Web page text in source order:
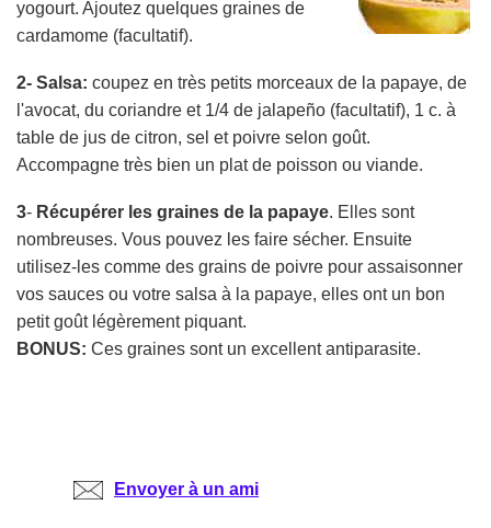
yogourt. Ajoutez quelques graines de
cardamome (facultatif).
2- Salsa: coupez en très petits morceaux de la papaye, de
l'avocat, du coriandre et 1/4 de jalapeño (facultatif), 1 c. à
table de jus de citron, sel et poivre selon goût.
Accompagne très bien un plat de poisson ou viande.
3- Récupérer les graines de la papaye. Elles sont
nombreuses. Vous pouvez les faire sécher. Ensuite
utilisez-les comme des grains de poivre pour assaisonner
vos sauces ou votre salsa à la papaye, elles ont un bon
petit goût légèrement piquant.
BONUS: Ces graines sont un excellent antiparasite.
Envoyer à un ami